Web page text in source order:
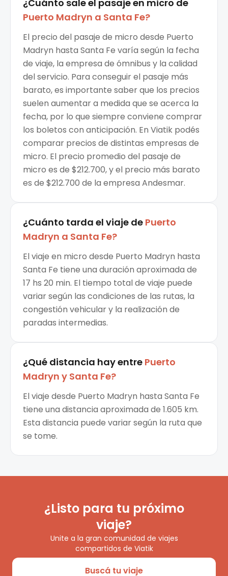
¿Cuánto sale el pasaje en micro de
Puerto Madryn a Santa Fe?
El precio del pasaje de micro desde Puerto
Madryn hasta Santa Fe varía según la fecha
de viaje, la empresa de ómnibus y la calidad
del servicio. Para conseguir el pasaje más
barato, es importante saber que los precios
suelen aumentar a medida que se acerca la
fecha, por lo que siempre conviene comprar
los boletos con anticipación. En Viatik podés
comparar precios de distintas empresas de
micro. El precio promedio del pasaje de
micro es de $212.700, y el precio más barato
es de $212.700 de la empresa Andesmar.
¿Cuánto tarda el viaje de Puerto
Madryn a Santa Fe?
El viaje en micro desde Puerto Madryn hasta
Santa Fe tiene una duración aproximada de
17 hs 20 min. El tiempo total de viaje puede
variar según las condiciones de las rutas, la
congestión vehicular y la realización de
paradas intermedias.
¿Qué distancia hay entre Puerto
Madryn y Santa Fe?
El viaje desde Puerto Madryn hasta Santa Fe
tiene una distancia aproximada de 1.605 km.
Esta distancia puede variar según la ruta que
se tome.
¿Listo para tu próximo
viaje?
Unite a la gran comunidad de viajes
compartidos de Viatik
Buscá tu viaje